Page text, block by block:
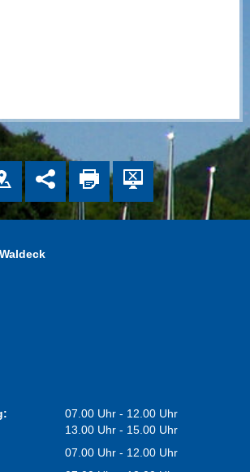
07.00 Uhr - 12.00 Uhr
13.00 Uhr - 15.00 Uhr
07.00 Uhr - 12.00 Uhr